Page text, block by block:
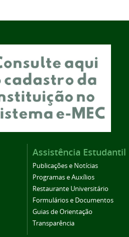
Assistência Estudantil
Publicações e Notícias
Programas e Auxílios
Restaurante Universitário
Formulários e Documentos
Guias de Orientação
Transparência